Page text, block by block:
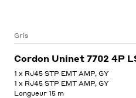
Gris
Cordon Uninet 7702 4P
1 x RJ45 STP EMT AMP, GY
1 x RJ45 STP EMT AMP, GY
Longueur 15 m